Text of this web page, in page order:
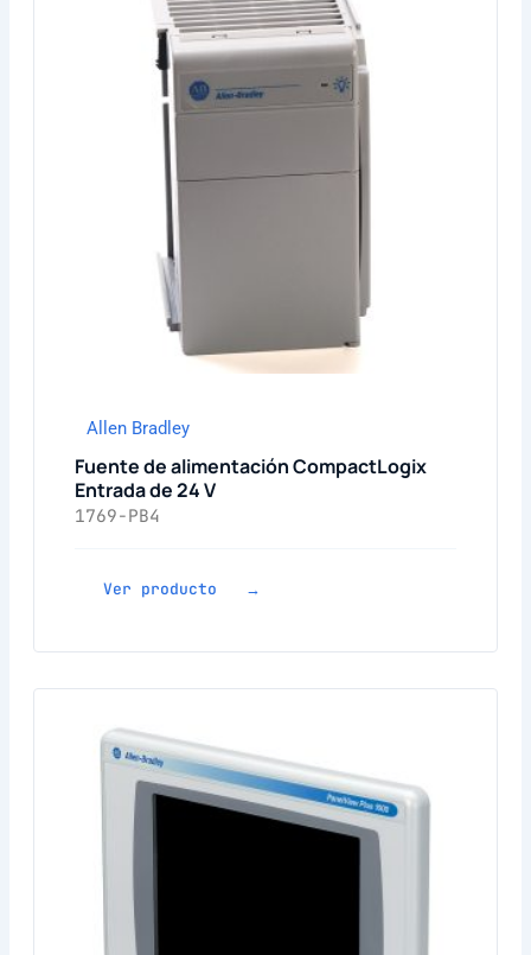
Allen Bradley
Fuente de alimentación CompactLogix
Entrada de 24 V
1769-PB4
Ver producto →